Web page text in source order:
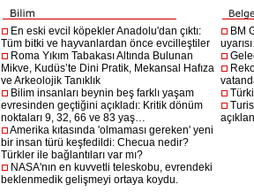
En eski evcil köpekler Anadolu'dan çıktı:
Tüm bitki ve hayvanlardan önce evcilleştiler
Roma Yıkım Tabakası Altında Bulunan
Mikve, Kudüs’te Dini Pratik, Mekansal Hafıza
ve Arkeolojik Tanıklık
Bilim insanları beynin beş farklı yaşam
evresinden geçtiğini açıkladı: Kritik dönüm
noktaları 9, 32, 66 ve 83 yaş…
Amerika kıtasında 'olmaması gereken' yeni
bir insan türü keşfedildi: Checua nedir?
Türkler ile bağlantıları var mı?
NASA'nın en kuvvetli teleskobu, evrendeki
beklenmedik gelişmeyi ortaya koydu.
BM